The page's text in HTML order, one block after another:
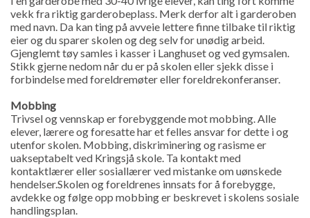
vekk fra riktig garderobeplass. Merk derfor alt i garderoben
med navn. Da kan ting på avveie lettere finne tilbake til riktig
eier og du sparer skolen og deg selv for unødig arbeid.
Gjenglemt tøy samles i kasser i Langhuset og ved gymsalen.
Stikk gjerne nedom når du er på skolen eller sjekk disse i
forbindelse med foreldremøter eller foreldrekonferanser.
Mobbing
Trivsel og vennskap er forebyggende mot mobbing. Alle
elever, lærere og foresatte har et felles ansvar for dette i og
utenfor skolen. Mobbing, diskriminering og rasisme er
uakseptabelt ved Kringsjå skole. Ta kontakt med
kontaktlærer eller sosiallærer ved mistanke om uønskede
hendelser.Skolen og foreldrenes innsats for å forebygge,
avdekke og følge opp mobbing er beskrevet i skolens sosiale
handlingsplan.